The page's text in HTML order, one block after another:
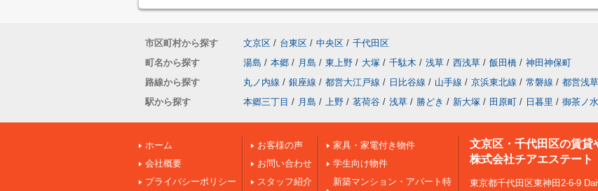
市区町村から探す 文京区 / 台東区 / 中央区 / 千代田区
町名から探す
湯島 / 本郷 / 月島 / 東上野 / 大塚 / 千駄木 / 浅草 / 西浅草 / 飯田橋 / 神田神保町
路線から探す
丸ノ内線 / 銀座線 / 都営大江戸線 / 日比谷線 / 山手線 / 京浜東北線 / 常磐線 / 都営浅
駅から探す
本郷三丁目 / 月島 / 上野 / 茗荷谷 / 浅草 / 勝どき / 新大塚 / 田原町 / 日暮里 / 御茶ノ水
ホーム
会社概要
プライバシーポリシー
お客様の声
お問い合わせ
スタッフ紹介
家具・家電付き物件
学生向け物件
新築マンション・アパート特
文京区・千代田区の賃貸
株式会社チアエステート
東京都千代田区東神田2-6-9